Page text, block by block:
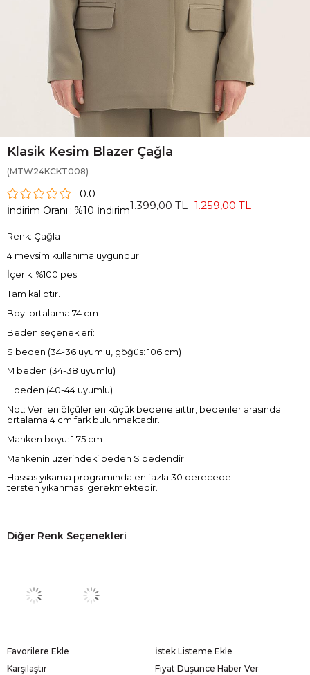
Klasik Kesim Blazer Çağla
(MTW24KCKT008)
0.0
İndirim Oranı : %10 İndirim1.399,00 TL 1.259,00 TL
Renk: Çağla
4 mevsim kullanıma uygundur.
İçerik: %100 pes
Tam kalıptır.
Boy: ortalama 74 cm
Beden seçenekleri:
S beden (34-36 uyumlu, göğüs: 106 cm)
M beden (34-38 uyumlu)
L beden (40-44 uyumlu)
Not: Verilen ölçüler en küçük bedene aittir, bedenler arasında
ortalama 4 cm fark bulunmaktadır.
Manken boyu: 1.75 cm
Mankenin üzerindeki beden S bedendir.
Hassas yıkama programında en fazla 30 derecede
tersten yıkanması gerekmektedir.
Diğer Renk Seçenekleri
Favorilere Ekle
İstek Listeme Ekle
Karşılaştır
Fiyat Düşünce Haber Ver